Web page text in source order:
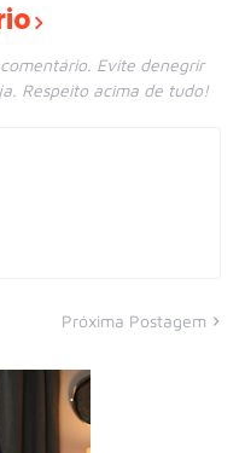
Evite denegrir
Respeito acima de tudo!
Próxima Postagem